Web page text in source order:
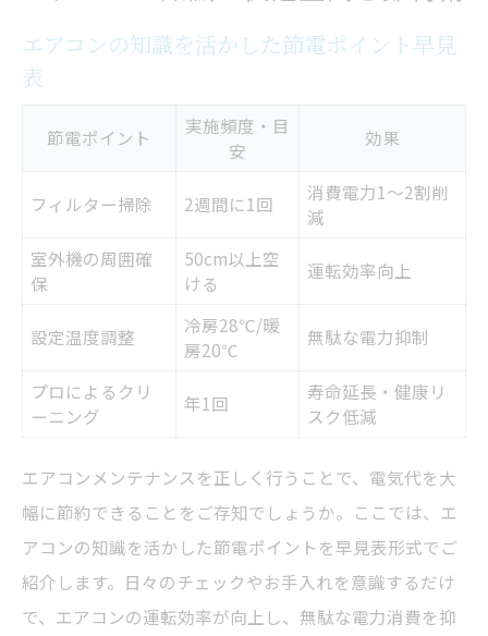
定期的なメンテナンスの重要性と効果
定期的なケアがエアコン寿命を延ばす理由
エアコンの知識が活きるメンテナンスのタ
イミング
メンテナンスを怠ると起きるトラブル例
エアコンの知識で最適な点検サイクルを知
健康被害を防ぐためのエアコン対策
エアコンの知識で健康被害リスクを徹底比
カビやゴキブリを防ぐメンテナンス術
健康を守るためのエアコン清掃のポイント
エアコンの知識が家族の安全につながる理
エアコンの知識を活かした節電ポイント早見
表
節電ポイント
実施頻度・目
安
効果
フィルター掃除 2週間に1回
消費電力1～2割削
減
室外機の周囲確
保
50cm以上空
ける
運転効率向上
設定温度調整
冷房28℃/暖
房20℃
無駄な電力抑制
プロによるクリ
ーニング
年1回
寿命延長・健康リ
スク低減
エアコンメンテナンスを正しく行うことで、電気代を大
幅に節約できることをご存知でしょうか。ここでは、エ
アコンの知識を活かした節電ポイントを早見表形式でご
紹介します。日々のチェックやお手入れを意識するだけ
で、エアコンの運転効率が向上し、無駄な電力消費を抑